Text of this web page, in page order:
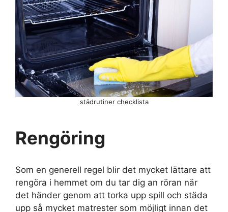
städrutiner checklista
Rengöring
Som en generell regel blir det mycket lättare att
rengöra i hemmet om du tar dig an röran när
det händer genom att torka upp spill och städa
upp så mycket matrester som möjligt innan det